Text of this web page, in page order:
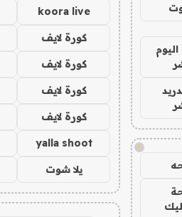
!
koora live
كورة لايف
كورة لايف
كورة لايف
كورة لايف
yalla shoot
يلا شوت